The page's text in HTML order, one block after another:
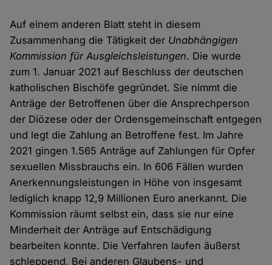
Auf einem anderen Blatt steht in diesem
Zusammenhang die Tätigkeit der Unabhängigen
Kommission für Ausgleichsleistungen. Die wurde
zum 1. Januar 2021 auf Beschluss der deutschen
katholischen Bischöfe gegründet. Sie nimmt die
Anträge der Betroffenen über die Ansprechperson
der Diözese oder der Ordensgemeinschaft entgegen
und legt die Zahlung an Betroffene fest. Im Jahre
2021 gingen 1.565 Anträge auf Zahlungen für Opfer
sexuellen Missbrauchs ein. In 606 Fällen wurden
Anerkennungsleistungen in Höhe von insgesamt
lediglich knapp 12,9 Millionen Euro anerkannt. Die
Kommission räumt selbst ein, dass sie nur eine
Minderheit der Anträge auf Entschädigung
bearbeiten konnte. Die Verfahren laufen äußerst
schleppend. Bei anderen Glaubens- und